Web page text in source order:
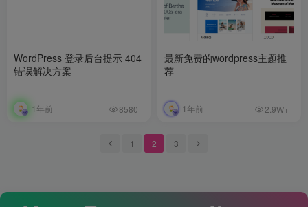
WordPress 登录后台提示 404
错误解决方案
1年前 8580
最新免费的wordpress主题推
荐
1年前 2.9W+
1 2 3